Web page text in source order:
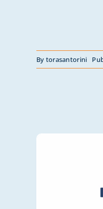
By torasantorini